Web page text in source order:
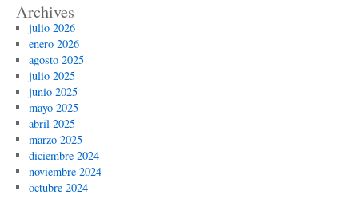
Archives
julio 2026
enero 2026
agosto 2025
julio 2025
junio 2025
mayo 2025
abril 2025
marzo 2025
diciembre 2024
noviembre 2024
octubre 2024